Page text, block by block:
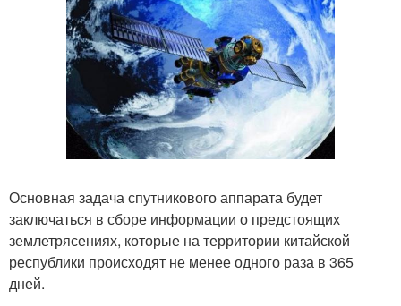
Основная задача спутникового аппарата будет
заключаться в сборе информации о предстоящих
землетрясениях, которые на территории китайской
республики происходят не менее одного раза в 365
дней.